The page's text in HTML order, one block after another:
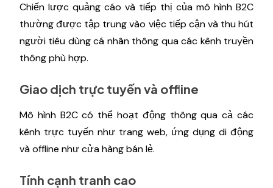
Chiến lược quảng cáo và tiếp thị của mô hình B2C
thường được tập trung vào việc tiếp cận và thu hút
người tiêu dùng cá nhân thông qua các kênh truyền
thông phù hợp.
Giao dịch trực tuyến và offline
Mô hình B2C có thể hoạt động thông qua cả các
kênh trực tuyến như trang web, ứng dụng di động
và offline như cửa hàng bán lẻ.
Tính cạnh tranh cao